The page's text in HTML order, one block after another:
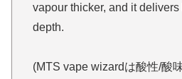
vapour thicker, and it delivers
depth.
(MTS vape wizardは酸性/酸